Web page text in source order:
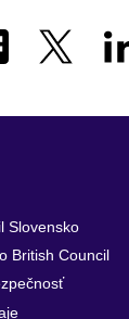
Slovensko
British Council